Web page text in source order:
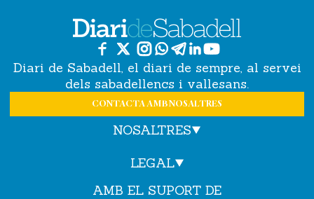
Diari de Sabadell, el diari de sempre, al servei
dels sabadellencs i vallesans.
CONTACTA AMB NOSALTRES
NOSALTRES
LEGAL
AMB EL SUPORT DE